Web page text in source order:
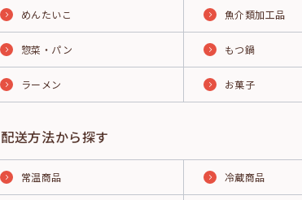
めんたいこ 魚介類加工品
惣菜・パン もつ鍋
ラーメン お菓子
配送方法から探す
常温商品 冷蔵商品